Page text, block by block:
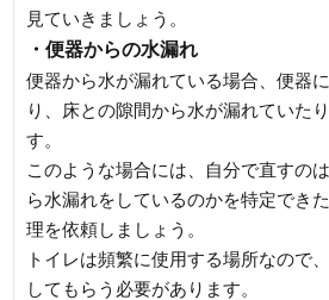
見ていきましょう。
・便器からの水漏れ
便器から水が漏れている場合、便器
り、床との隙間から水が漏れていた
す。
このような場合には、自分で直すの
ら水漏れをしているのかを特定でき
理を依頼しましょう。
トイレは頻繁に使用する場所なので
してもらう必要があります。